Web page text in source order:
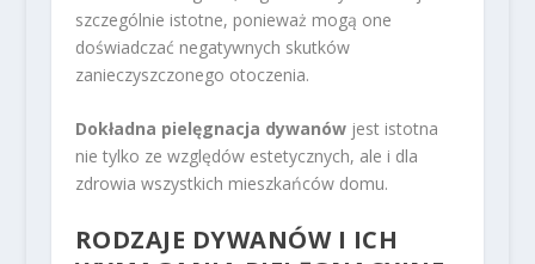
szczególnie istotne, ponieważ mogą one
doświadczać negatywnych skutków
zanieczyszczonego otoczenia.
Dokładna pielęgnacja dywanówjest istotna
nie tylko ze względów estetycznych, ale i dla
zdrowia wszystkich mieszkańców domu.
RODZAJE DYWANÓW I ICH